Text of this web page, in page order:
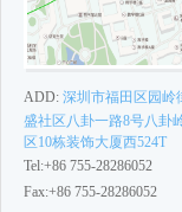
ADD: 深圳市福田区园岭
盛社区八卦一路8号八卦
区10栋装饰大厦西524T
Tel:+86 755-28286052
Fax:+86 755-28286052